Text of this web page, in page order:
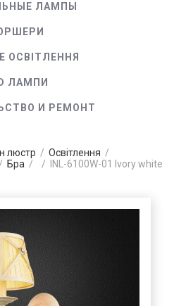
ЛАМПЫ
ОСВІТЛЕННЯ
ЛАМПИ
И РЕМОНТ
люстр / Освітлення /
/ Бра / / INL-6100W-01 Ivory white